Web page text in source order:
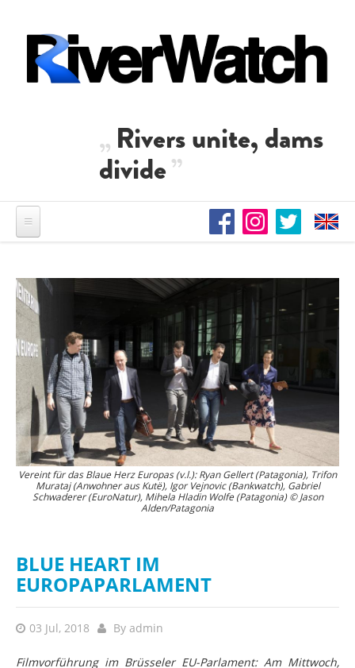
Rivers unite, dams
divide
Vereint für das Blaue Herz Europas (v.l.): Ryan Gellert (Patagonia), Trifon
Murataj (Anwohner aus Kutë), Igor Vejnovic (Bankwatch), Gabriel
Schwaderer (EuroNatur), Mihela Hladin Wolfe (Patagonia) © Jason
Alden/Patagonia
Thomas Waitz, Europa-Abgeordneter der Grünen, lud Politiker,
Flussschützer und Medienvertreter nach Brüssel ins EU-Parlament. ©
Jason Alden/Patagonia
BLUE HEART IM
EUROPAPARLAMENT
03 Jul, 2018 By admin
Filmvorführung im Brüsseler EU-Parlament: Am Mittwoch,